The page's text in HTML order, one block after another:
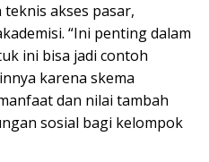
akses pasar,
“Ini penting dalam
ini bisa jadi contoh
karena skema
dan nilai tambah
sosial bagi kelompok